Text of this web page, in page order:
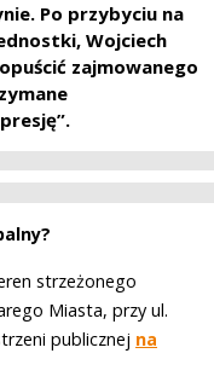
Po przybyciu na
Wojciech
zajmowanego
strzeżonego
Miasta, przy ul.
publicznej na